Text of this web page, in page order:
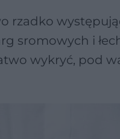
rzadko
sromowych i
wykryć, pod